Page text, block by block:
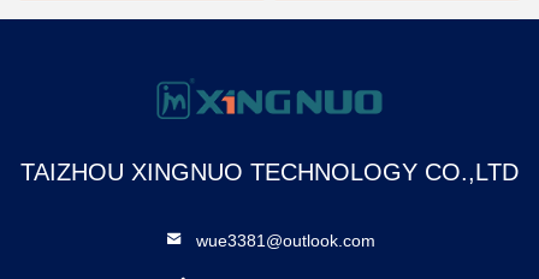
TAIZHOU XINGNUO TECHNOLOGY CO.,LTD
wue3381@outlook.com